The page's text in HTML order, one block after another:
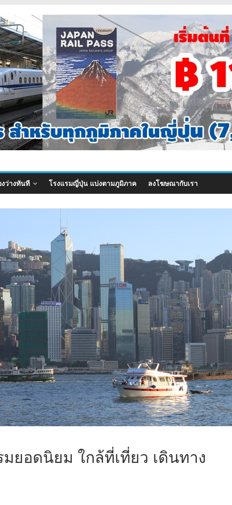
ว่างทันที โรงแรมญี่ปุ่น แบ่งตามภูมิภาค ลงโฆษณากับเรา
ยอดนิยม ใกล้ที่เที่ยว เดินทาง